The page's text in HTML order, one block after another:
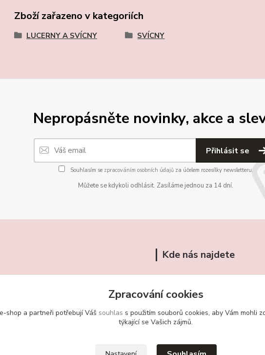
Zboží zařazeno v kategoriích
LUCERNY A SVÍCNY SVÍCNY
Nepropásněte novinky, akce a
Přihlásit se
Souhlasím se zpracováním osobních údajůza účelem rozesílky newsletteru.
Můžete se kdykoli odhlásit. Zasíláme jednou za 14 dní.
Kde nás najdete
Třebotov 252 26
721/ 459 949
Zpracování cookies
shop a partneři potřebují Váš souhlas s použitím souborů cookies, aby Vám mohli
týkající se Vašich zájmů.